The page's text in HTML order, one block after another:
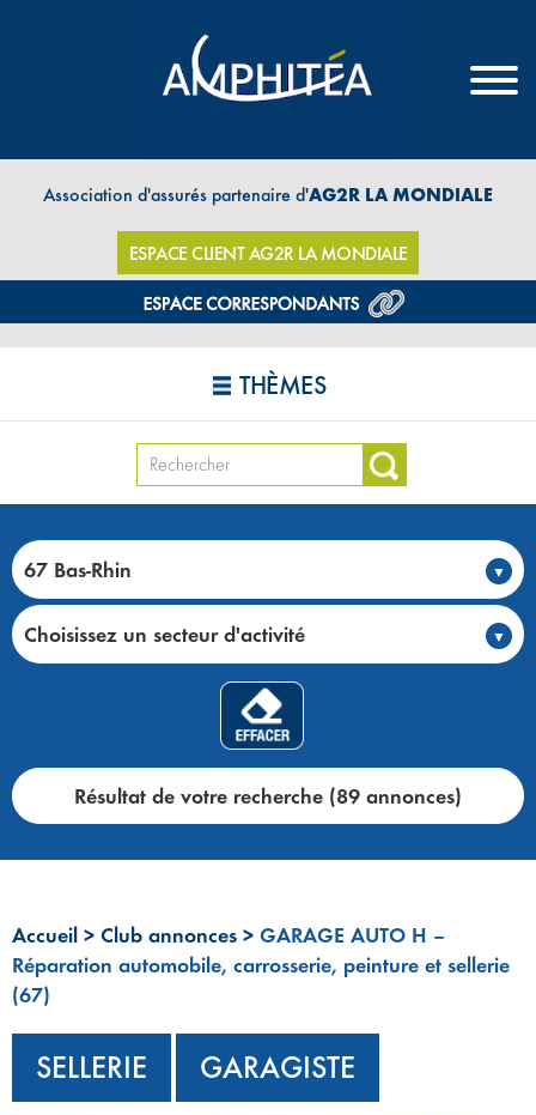
Association d'assurés partenaire d'AG2R LA MONDIALE
ESPACE CLIENT AG2R LA MONDIALE
THÈMES
67 Bas-Rhin
Choisissez un secteur d'activité
Résultat de votre recherche (89 annonces)
Accueil > Club annonces > GARAGE AUTO H –
Réparation automobile, carrosserie, peinture et sellerie
(67)
SELLERIE GARAGISTE